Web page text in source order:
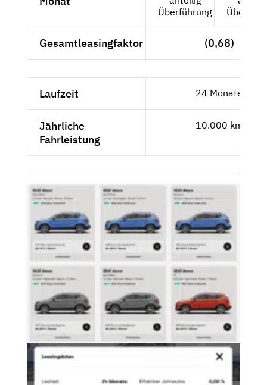
Überführung
Gesamtleasingfaktor (0,68)
Laufzeit 24 Monate
Jährliche
Fahrleistung
10.000 km